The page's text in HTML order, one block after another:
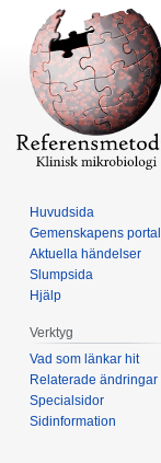
Huvudsida
Gemenskapens portal
Aktuella händelser
Slumpsida
Hjälp
Verktyg
Vad som länkar hit
Relaterade ändringar
Specialsidor
Sidinformation